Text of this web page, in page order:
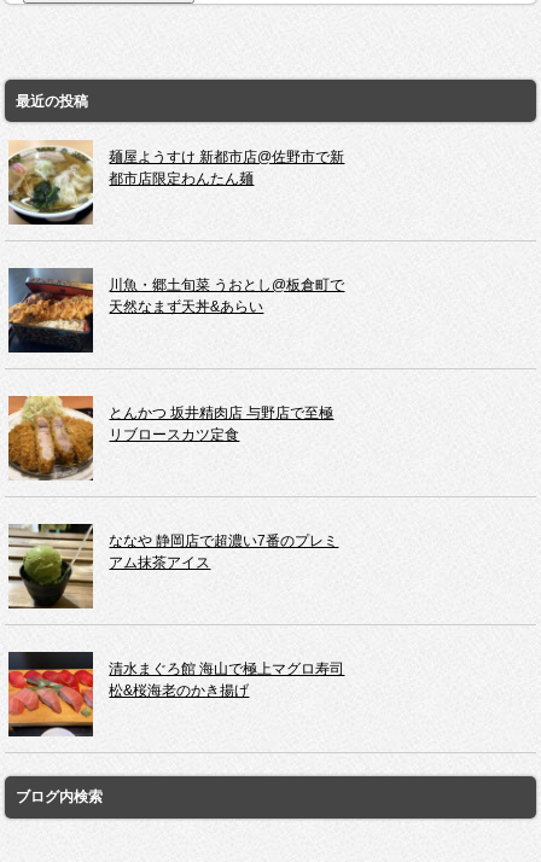
最近の投稿
麺屋ようすけ 新都市店@佐野市で新
都市店限定わんたん麺
川魚・郷土旬菜 うおとし@板倉町で
天然なまず天丼&あらい
とんかつ 坂井精肉店 与野店で至極
リブロースカツ定食
ななや 静岡店で超濃い7番のプレミ
アム抹茶アイス
清水まぐろ館 海山で極上マグロ寿司
松&桜海老のかき揚げ
ブログ内検索